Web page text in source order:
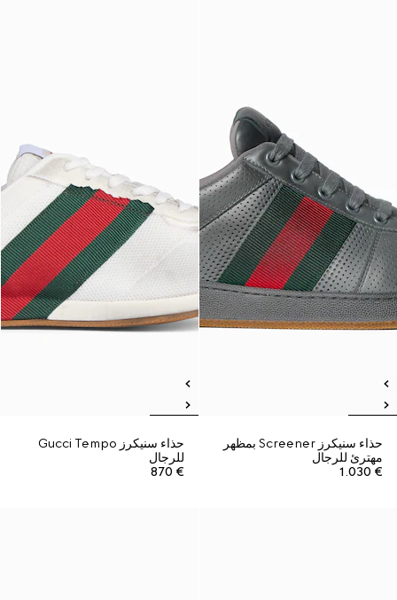
حذاء سنيكرز Screener بمظهر
مهترئ للرجال
€ 1.030
حذاء سنيكرز Gucci Tempo
للرجال
€ 870